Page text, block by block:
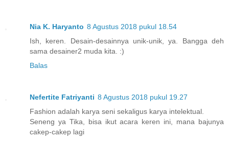
Nia K. Haryanto 8 Agustus 2018 pukul 18.54
Ish, keren. Desain-desainnya unik-unik, ya. Bangga deh
sama desainer2 muda kita. :)
Balas
Nefertite Fatriyanti 8 Agustus 2018 pukul 19.27
Fashion adalah karya seni sekaligus karya intelektual.
Seneng ya Tika, bisa ikut acara keren ini, mana bajunya
cakep-cakep lagi